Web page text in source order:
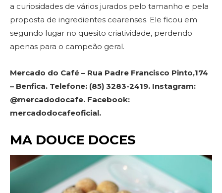
a curiosidades de vários jurados pelo tamanho e pela
proposta de ingredientes cearenses. Ele ficou em
segundo lugar no quesito criatividade, perdendo
apenas para o campeão geral.
Mercado do Café – Rua Padre Francisco Pinto,174
– Benfica. Telefone: (85) 3283-2419. Instagram:
@mercadodocafe. Facebook:
mercadodocafeoficial.
MA DOUCE DOCES